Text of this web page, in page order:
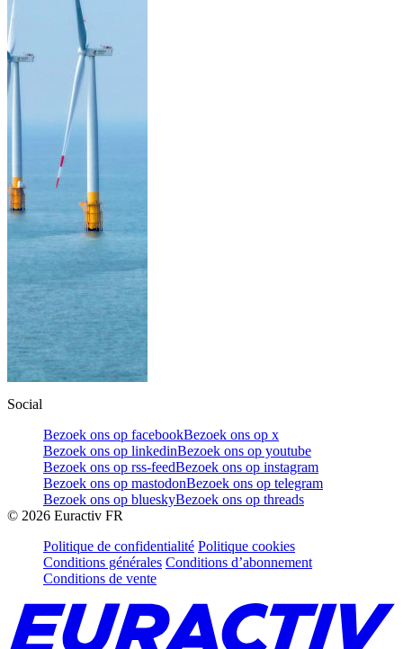
Social
Bezoek ons op facebookBezoek ons op x
Bezoek ons op linkedinBezoek ons op youtube
Bezoek ons op rss-feedBezoek ons op instagram
Bezoek ons op mastodonBezoek ons op telegram
Bezoek ons op blueskyBezoek ons op threads
© 2026 Euractiv FR
Politique de confidentialité Politique cookies
Conditions générales Conditions d’abonnement
Conditions de vente